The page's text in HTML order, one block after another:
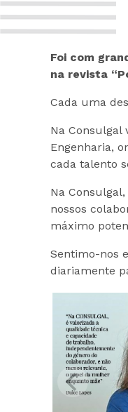
Foi com
na revista
Cada uma
Na
Engenharia,
cada talento
Na
nossos
máximo
Sentimo-nos
diariamente